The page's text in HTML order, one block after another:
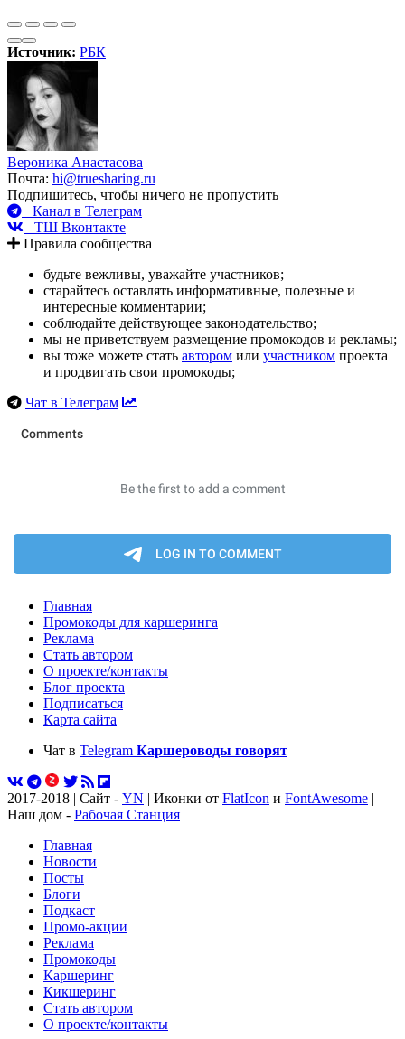
Источник: РБК
Вероника Анастасова
Почта: hi@truesharing.ru
Подпишитесь, чтобы ничего не пропустить
Канал в Телеграм
ТШ Вконтакте
Правила сообщества
будьте вежливы, уважайте участников;
старайтесь оставлять информативные, полезные и
интересные комментарии;
соблюдайте действующее законодательство;
мы не приветствуем размещение промокодов и рекламы;
вы тоже можете стать автором или участником проекта
и продвигать свои промокоды;
Чат в Телеграм
Главная
Промокоды для каршеринга
Реклама
Стать автором
О проекте/контакты
Блог проекта
Подписаться
Карта сайта
Чат в Telegram Каршероводы говорят
2017-2018 | Сайт - YN | Иконки от FlatIcon и FontAwesome |
Наш дом - Рабочая Станция
Главная
Новости
Посты
Блоги
Подкаст
Промо-акции
Реклама
Промокоды
Каршеринг
Кикшеринг
Стать автором
О проекте/контакты